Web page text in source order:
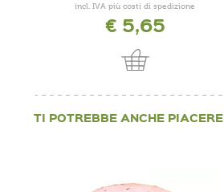
incl. IVA più costi di spedizione
€ 5,65
TI POTREBBE ANCHE PIACERE